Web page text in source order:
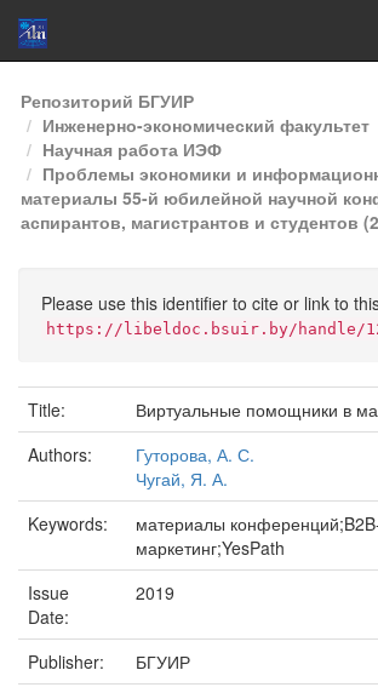
Skip
navigation
Репозиторий БГУИР
Инженерно-экономический факультет
Научная работа ИЭФ
Проблемы экономики и
материалы 55-й юбилейной научной
аспирантов, магистрантов и студентов
Please use this identifier to cite or link to
https://libeldoc.bsuir.by/handle/
Title:
Виртуальные помощники в
Authors:
Гуторова, А. С.
Чугай, Я. А.
Keywords:
материалы
маркетинг;YesPath
Issue
Date:
2019
Publisher:
БГУИР